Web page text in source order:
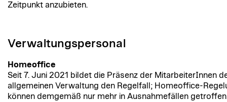
Zeitpunkt anzubieten.
Verwaltungspersonal
Homeoffice
Seit 7. Juni 2021 bildet die Präsenz der MitarbeiterInnen
allgemeinen Verwaltung den Regelfall; Homeoffice-
können demgemäß nur mehr in Ausnahmefällen getroffen